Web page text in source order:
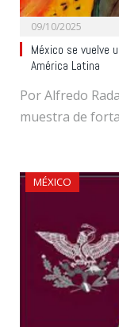
09/10/2025
México se vuelve
América Latina
Por Alfredo
muestra de
MÉXICO